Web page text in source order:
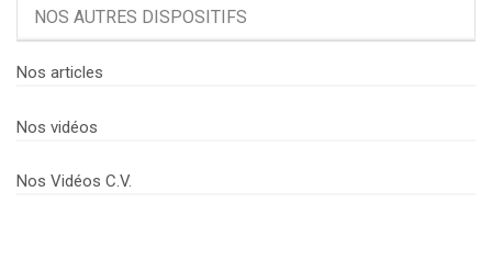
NOS AUTRES DISPOSITIFS
Nos articles
Nos vidéos
Nos Vidéos C.V.